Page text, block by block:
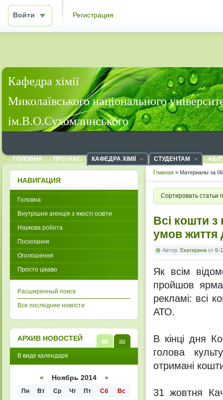
Войти Регистрация
Кафедра хімії
Миколаївського національного
ім.В.О.Сухомлинського
ГОЛОВНА ПРО НАС КАФЕДРА ХІМІЇ СТУДЕНТАМ
Главная » Материалы за
Сортировать статьи
Всі кошти
умов життя
Автор: Екатерина от 6-
Як всім
пройшов
рекламі: всі
АТО.
В кінці дня
голова
отримані
31 жовтня
НАВИГАЦИЯ
Головна
Внутрішня агенція з якості освіти
Наукова робота
Посилання
Оголошення
Просто цікаво
Расширенный поиск
Все последние новости
АРХИВ НОВОСТЕЙ
кален
списк
В виде календаря
« Ноябрь 2014 »
Пн Вт Ср Чт Пт Сб
Вс